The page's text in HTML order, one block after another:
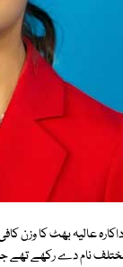
عالیہ بھٹ کا وزن
نام دے رکھے تھے